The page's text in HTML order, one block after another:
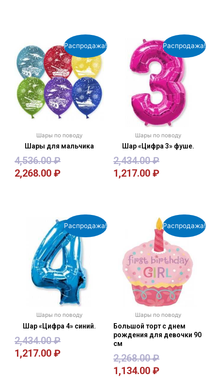
Распродажа!
Шары по поводу
Шары для мальчика
4,536.00₽
2,268.00 ₽
Распродажа!
Шары по поводу
Шар «Цифра 3» фуше.
2,434.00₽
1,217.00 ₽
Распродажа!
Шары по поводу
Шар «Цифра 4» синий.
2,434.00₽
1,217.00 ₽
Распродажа!
Шары по поводу
Большой торт с днем
рождения для девочки 90
см
2,268.00₽
1,134.00 ₽